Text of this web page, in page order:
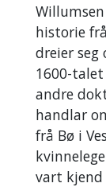
historie
dreier seg
1600-
andre
handlar
frå Bø i
vart